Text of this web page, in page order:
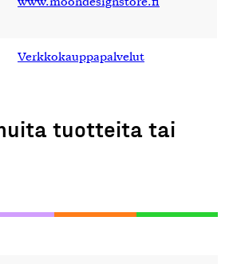
www.moondesignstore.fi
Verkkokauppapalvelut
tuotteita tai